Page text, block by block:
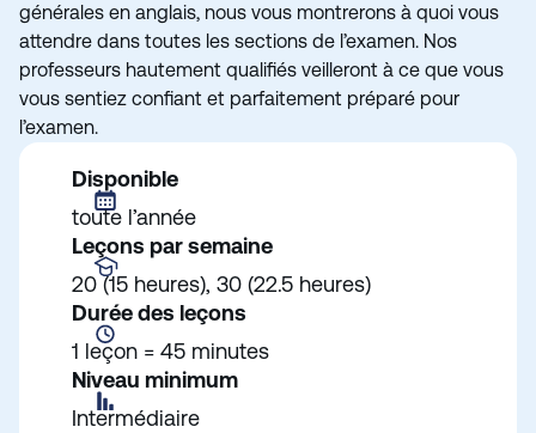
générales en anglais, nous vous montrerons à quoi vous
attendre dans toutes les sections de l’examen. Nos
professeurs hautement qualifiés veilleront à ce que vous
vous sentiez confiant et parfaitement préparé pour
l’examen.
Disponible
toute l’année
Leçons par semaine
20 (15 heures), 30 (22.5 heures)
Durée des leçons
1 leçon = 45 minutes
Niveau minimum
Intermédiaire